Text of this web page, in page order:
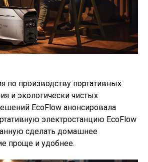
по производству портативных
и экологически чистых
EcoFlow анонсировала
электростанцию EcoFlow
сделать домашнее
проще и удобнее.